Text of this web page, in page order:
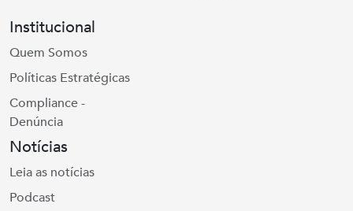
Institucional
Quem Somos
Políticas Estratégicas
Compliance -
Denúncia
Notícias
Leia as notícias
Podcast